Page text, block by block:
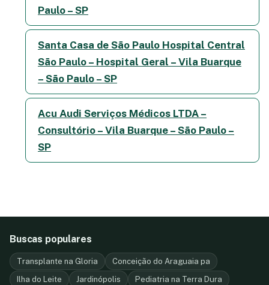
Paulo – SP
Santa Casa de São Paulo Hospital Central
São Paulo – Hospital Geral – Vila Buarque
– São Paulo – SP
Acu Audi Serviços Médicos LTDA –
Consultório – Vila Buarque – São Paulo –
SP
Buscas populares
Transplante na Gloria
Conceição do Araguaia pa
Ilha do Leite
Jardinópolis Pediatria na Terra Dura